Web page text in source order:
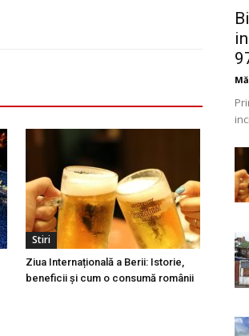
Stiri
Ziua Internațională a Berii: Istorie,
beneficii și cum o consumă românii